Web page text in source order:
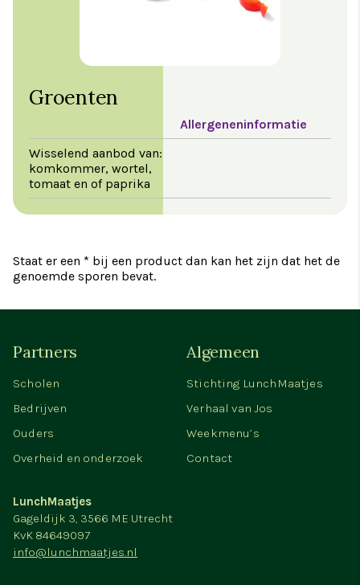
Groenten
Allergeneninformatie
Wisselend aanbod van:
komkommer, wortel,
tomaat en of paprika
Staat er een * bij een product dan kan het zijn dat het de
genoemde sporen bevat.
Partners
Scholen
Bedrijven
Ouders
Overheid en onderzoek
Algemeen
Stichting LunchMaatjes
Verhaal van Jos
Weekmenu’s
Contact
LunchMaatjes
Gageldijk 3, 3566 ME Utrecht
KvK 84649097
info@lunchmaatjes.nl